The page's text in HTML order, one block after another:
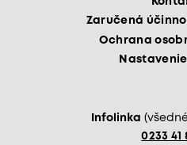
Zaručená
Ochrana
Infolinka
0233 41